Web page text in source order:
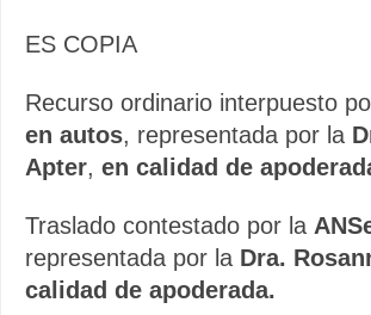
ES COPIA
Recurso ordinario interpuesto
en autos, representada por la
Apter, en calidad de
Traslado contestado por la
representada por la Dra.
calidad de apoderada.